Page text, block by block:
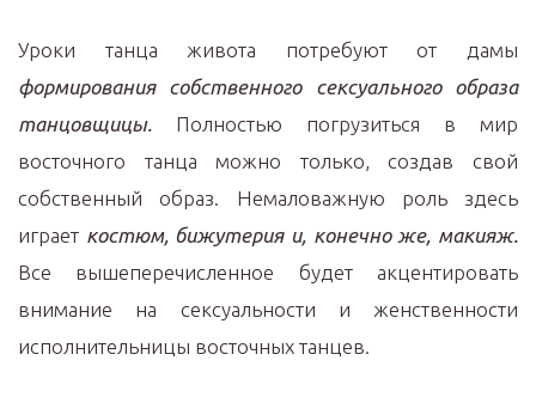
Уроки танца живота потребуют от дамы
формирования собственного сексуального образа
танцовщицы. Полностью погрузиться в мир
восточного танца можно только, создав свой
собственный образ. Немаловажную роль здесь
играет костюм, бижутерия и, конечно же, макияж.
Все вышеперечисленное будет акцентировать
внимание на сексуальности и женственности
исполнительницы восточных танцев.